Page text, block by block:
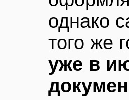
однако
того же
уже в